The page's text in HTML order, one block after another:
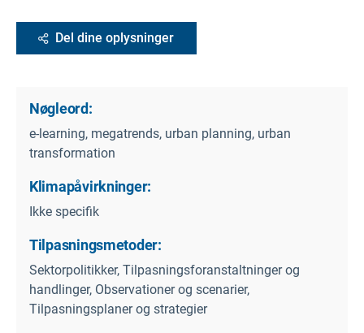
Del dine oplysninger
Nøgleord:
e-learning, megatrends, urban planning, urban
transformation
Klimapåvirkninger:
Ikke specifik
Tilpasningsmetoder:
Sektorpolitikker, Tilpasningsforanstaltninger og
handlinger, Observationer og scenarier,
Tilpasningsplaner og strategier